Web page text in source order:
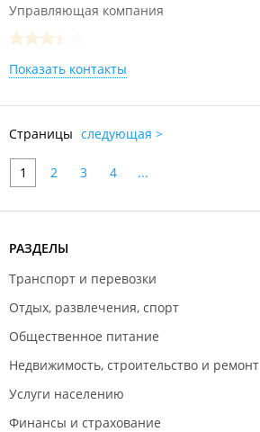
Управляющая компания
Показать контакты
Страницы следующая >
1 2 3 4 ...
РАЗДЕЛЫ
Транспорт и перевозки
Отдых, развлечения, спорт
Общественное питание
Недвижимость, строительство и ремонт
Услуги населению
Финансы и страхование